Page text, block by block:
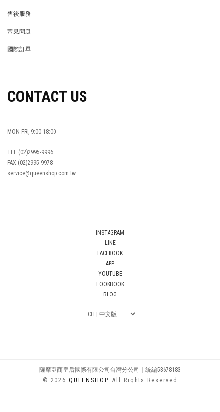
售後服務
常見問題
國際訂單
CONTACT US
MON-FRI, 9:00-18:00
TEL:(02)2995-9996
FAX:(02)2995-9978
service@queenshop.com.tw
INSTAGRAM
LINE
FACEBOOK
APP
YOUTUBE
LOOKBOOK
BLOG
薩摩亞商皇后國際有限公司台灣分公司｜統編53678183
© 2026 QUEENSHOP. All Rights Reserved